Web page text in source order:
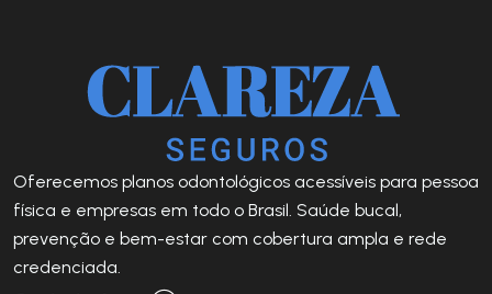
Oferecemos planos odontológicos acessíveis para pessoa
física e empresas em todo o Brasil. Saúde bucal,
prevenção e bem-estar com cobertura ampla e rede
credenciada.